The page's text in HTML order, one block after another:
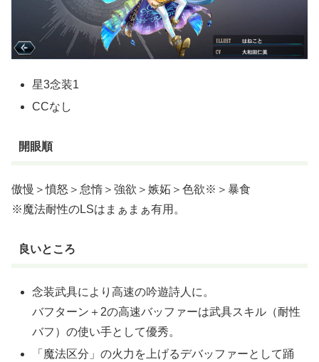
星3念装1
CCなし
開眼順
傲慢＞憤怒＞怠惰＞強欲＞嫉妬＞色欲※＞暴食
※魔法耐性のLSはまぁまぁ有用。
良いところ
念装武具により高速の吟遊詩人に。
バフターン＋2の高速バッファーは武具スキル（耐性
バフ）の使い手として優秀。
「魔法区分」の火力を上げるデバッファーとして踊